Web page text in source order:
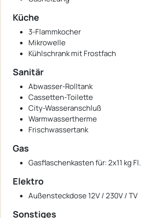
Küche
3-Flammkocher
Mikrowelle
Kühlschrank mit Frostfach
Sanitär
Abwasser-Rolltank
Cassetten-Toilette
City-Wasseranschluß
Warmwassertherme
Frischwassertank
Gas
Gasflaschenkasten für: 2x11 kg Fl.
Elektro
Außensteckdose 12V / 230V / TV
Sonstiges